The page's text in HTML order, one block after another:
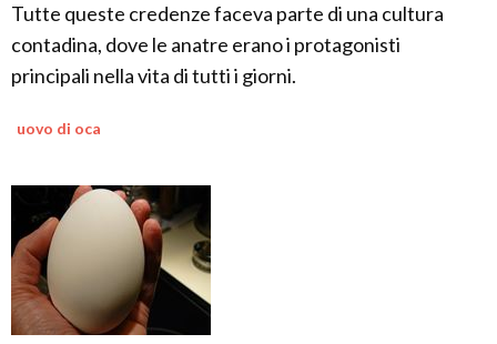
Tutte queste credenze faceva parte di una cultura
contadina, dove le anatre erano i protagonisti
principali nella vita di tutti i giorni.
uovo di oca